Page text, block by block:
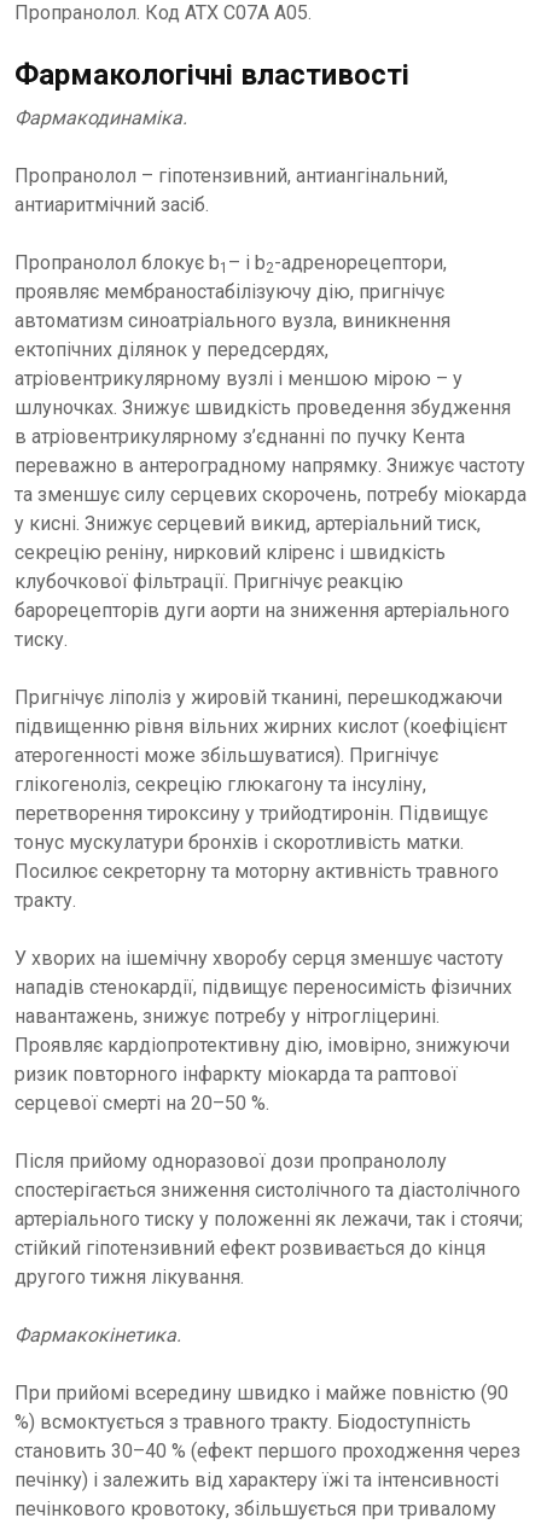
Пропранолол. Код АТХ C07A A05.
Фармакологічні властивості
Фармакодинаміка.
Пропранолол – гіпотензивний, антиангінальний,
антиаритмічний засіб.
Пропранолол блокує b1 – і b2-адренорецептори,
проявляє мембраностабілізуючу дію, пригнічує
автоматизм синоатріального вузла, виникнення
ектопічних ділянок у передсердях,
атріовентрикулярному вузлі і меншою мірою – у
шлуночках. Знижує швидкість проведення збудження
в атріовентрикулярному з’єднанні по пучку Кента
переважно в антероградному напрямку. Знижує частоту
та зменшує силу серцевих скорочень, потребу міокарда
у кисні. Знижує серцевий викид, артеріальний тиск,
секрецію реніну, нирковий кліренс і швидкість
клубочкової фільтрації. Пригнічує реакцію
барорецепторів дуги аорти на зниження артеріального
тиску.
Пригнічує ліполіз у жировій тканині, перешкоджаючи
підвищенню рівня вільних жирних кислот (коефіцієнт
атерогенності може збільшуватися). Пригнічує
глікогеноліз, секрецію глюкагону та інсуліну,
перетворення тироксину у трийодтиронін. Підвищує
тонус мускулатури бронхів і скоротливість матки.
Посилює секреторну та моторну активність травного
тракту.
У хворих на ішемічну хворобу серця зменшує частоту
нападів стенокардії, підвищує переносимість фізичних
навантажень, знижує потребу у нітрогліцерині.
Проявляє кардіопротективну дію, імовірно, знижуючи
ризик повторного інфаркту міокарда та раптової
серцевої смерті на 20–50 %.
Після прийому одноразової дози пропранололу
спостерігається зниження систолічного та діастолічного
артеріального тиску у положенні як лежачи, так і стоячи;
стійкий гіпотензивний ефект розвивається до кінця
другого тижня лікування.
Фармакокінетика.
При прийомі всередину швидко і майже повністю (90
%) всмоктується з травного тракту. Біодоступність
становить 30–40 % (ефект першого проходження через
печінку) і залежить від характеру їжі та інтенсивності
печінкового кровотоку, збільшується при тривалому